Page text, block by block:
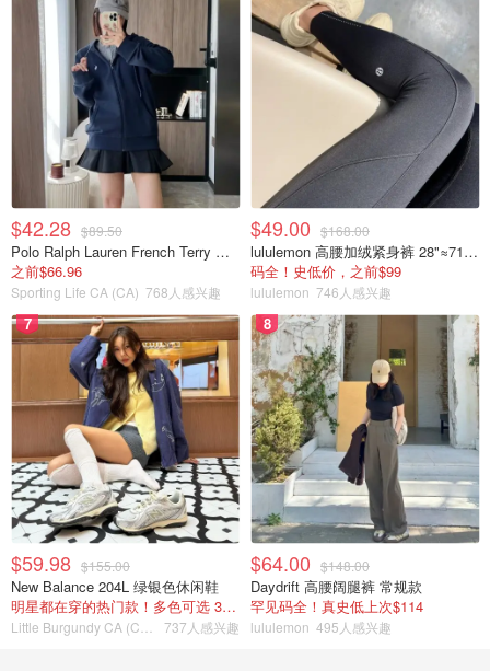
$42.28 $89.50
Polo Ralph Lauren French Terry 女童连帽卫衣 7-16码
之前$66.96
Sporting Life CA (CA) 768人感兴趣
$49.00 $168.00
lululemon 高腰加绒紧身裤 28"≈71cm 5个口袋
码全！史低价，之前$99
lululemon 746人感兴趣
7
$59.98 $155.00
New Balance 204L 绿银色休闲鞋
明星都在穿的热门款！多色可选 3.8折
737人感兴趣
8
$64.00 $148.00
Daydrift 高腰阔腿裤 常规款
罕见码全！真史低上次$114
lululemon 495人感兴趣